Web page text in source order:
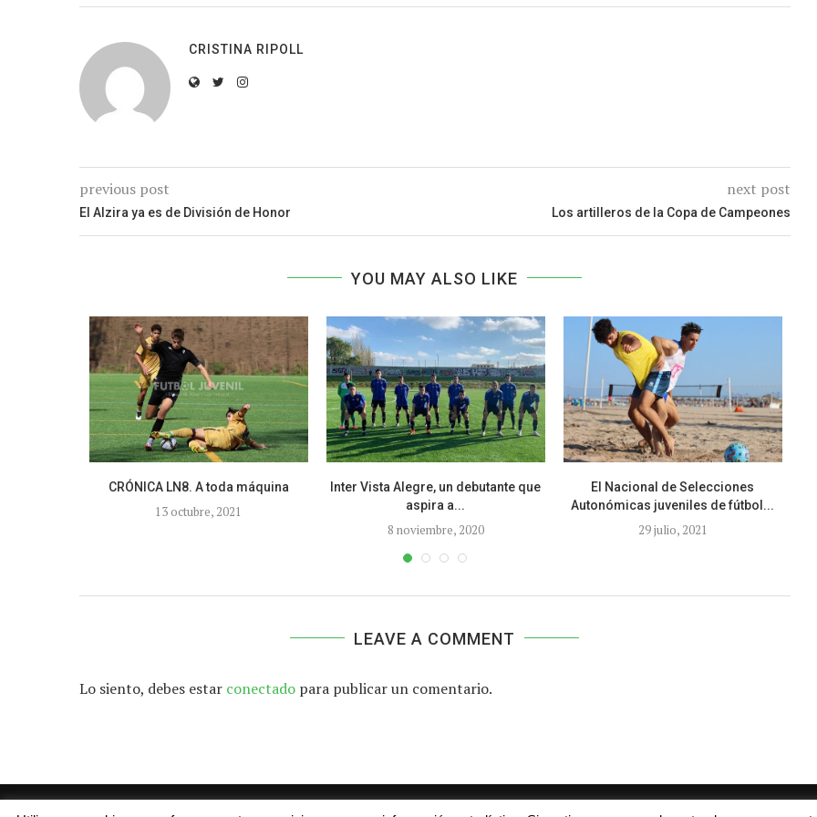
CRISTINA RIPOLL
previous post
El Alzira ya es de División de Honor
next post
Los artilleros de la Copa de Campeones
YOU MAY ALSO LIKE
CRÓNICA LN8. A toda máquina
13 octubre, 2021
Inter Vista Alegre, un debutante que
aspira a...
8 noviembre, 2020
El Nacional de Selecciones
Autonómicas juveniles de fútbol...
29 julio, 2021
LEAVE A COMMENT
Lo siento, debes estar conectado para publicar un comentario.
Aviso legal Contacto Colabora con nosotros